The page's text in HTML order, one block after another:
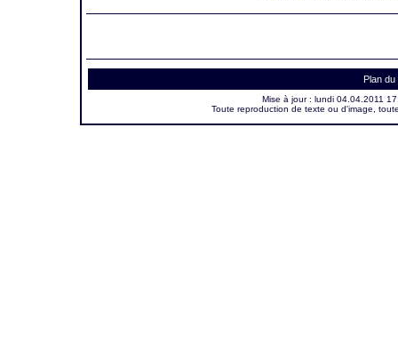
Plan du
Mise à jour : lundi 04.04.2011
Toute reproduction de texte ou d'image,